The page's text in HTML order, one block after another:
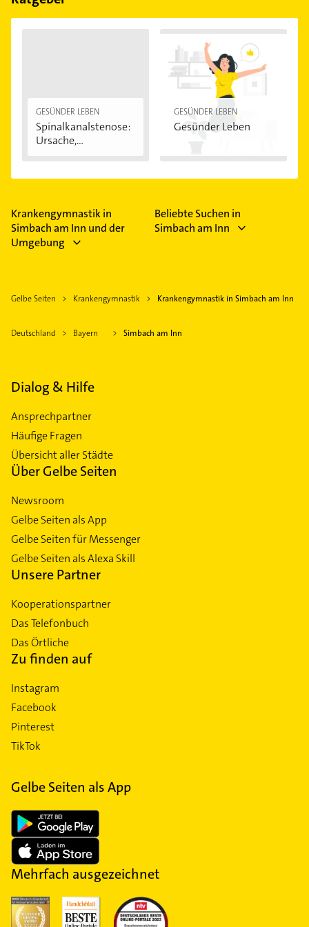
Obergrenze eingeführt. Mehr als zwei Prozent des
Jahres-Bruttoeinkommens muss nicht für
Kranken liegt die Obergrenze sogar bei 1,0 Prozent.
Dabei werden sowohl Zuzahlungen für
Krankengymnastik als auch für Arztbesuche und
Medikamente zusammengerechnet. Das bedeutet
eine Zuzahlung von nicht mehr als 400 Euro (oder
bei chronisch Kranken 200 Euro), wenn das
Jahreseinkommen vor Steuern bei 20.000 Euro
GESÜNDER LEBEN
Spinalkanalstenose:
Ursache,
GESÜNDER LEBEN
Gesünder Leben
Krankengymnastik in
Simbach am Inn und der
Umgebung
Beliebte Suchen in
Simbach am Inn
Gelbe Seiten Krankengymnastik Krankengymnastik in Simbach am Inn
Deutschland Bayern Simbach am Inn
Dialog & Hilfe
Ansprechpartner
Häufige Fragen
Übersicht aller Städte
Über Gelbe Seiten
Newsroom
Gelbe Seiten als App
Gelbe Seiten für Messenger
Gelbe Seiten als Alexa Skill
Unsere Partner
Kooperationspartner
Das Telefonbuch
Das Örtliche
Zu finden auf
Instagram
Facebook
Pinterest
TikTok
Gelbe Seiten als App
Mehrfach ausgezeichnet